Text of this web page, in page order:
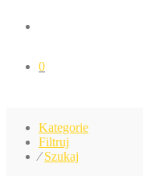
0
Kategorie
Filtruj
⁄ Szukaj